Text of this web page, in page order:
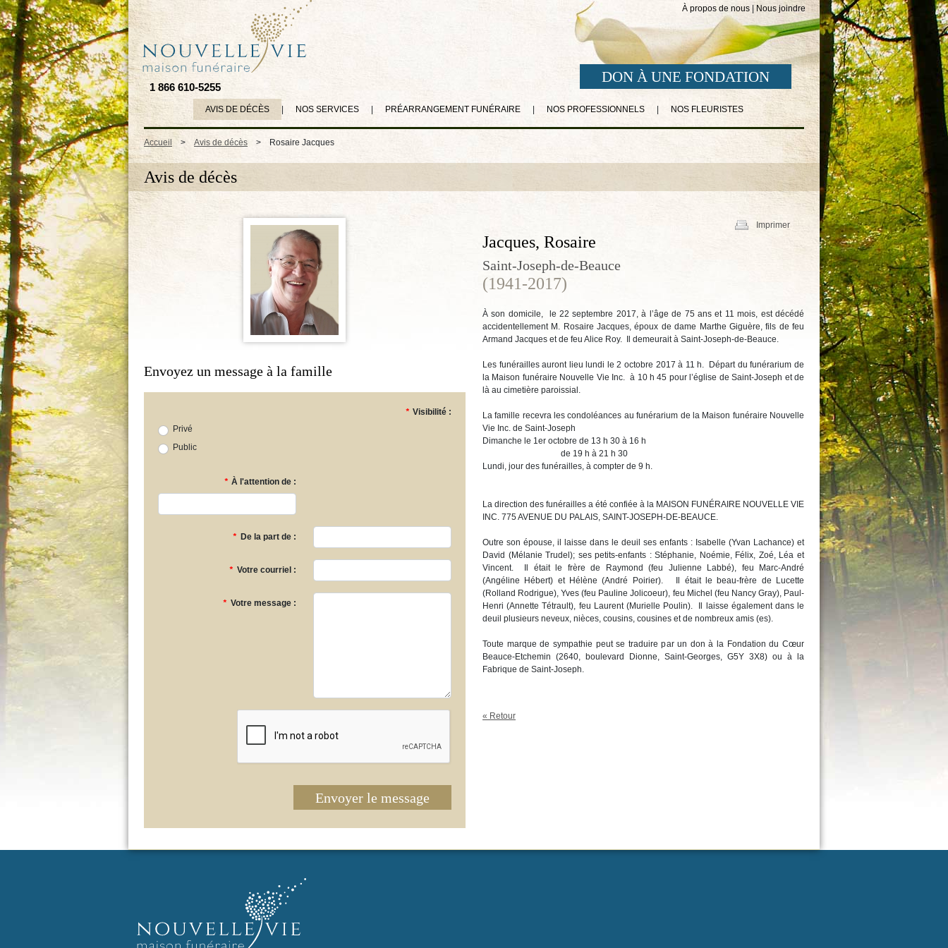
À propos de nous Nous joindre
1 866 610-5255
DON À UNE FONDATION
AVIS DE DÉCÈS NOS SERVICES PRÉARRANGEMENT FUNÉRAIRE NOS PROFESSIONNELS NOS FLEURISTES
Accueil > Avis de décès > Rosaire Jacques
Avis de décès
Envoyez un message à la famille
* Visibilité :
Privé
Public
* À l'attention de :
* De la part de :
* Votre courriel :
* Votre message :
Envoyer le message
Imprimer
Jacques, Rosaire
Saint-Joseph-de-Beauce
(1941-2017)
À son domicile, le 22 septembre 2017, à l’âge de 75 ans et 11 mois, est décédé
accidentellement M. Rosaire Jacques, époux de dame Marthe Giguère, fils de feu
Armand Jacques et de feu Alice Roy. Il demeurait à Saint-Joseph-de-Beauce.
Les funérailles auront lieu lundi le 2 octobre 2017 à 11 h. Départ du funérarium de
la Maison funéraire Nouvelle Vie Inc. à 10 h 45 pour l’église de Saint-Joseph et de
là au cimetière paroissial.
La famille recevra les condoléances au funérarium de la Maison funéraire Nouvelle
Vie Inc. de Saint-Joseph
Dimanche le 1er octobre de 13 h 30 à 16 h
de 19 h à 21 h 30
Lundi, jour des funérailles, à compter de 9 h.
La direction des funérailles a été confiée à la MAISON FUNÉRAIRE NOUVELLE VIE
INC. 775 AVENUE DU PALAIS, SAINT-JOSEPH-DE-BEAUCE.
Outre son épouse, il laisse dans le deuil ses enfants : Isabelle (Yvan Lachance) et
David (Mélanie Trudel); ses petits-enfants : Stéphanie, Noémie, Félix, Zoé, Léa et
Vincent. Il était le frère de Raymond (feu Julienne Labbé), feu Marc-André
(Angéline Hébert) et Hélène (André Poirier). Il était le beau-frère de Lucette
(Rolland Rodrigue), Yves (feu Pauline Jolicoeur), feu Michel (feu Nancy Gray), Paul-
Henri (Annette Tétrault), feu Laurent (Murielle Poulin). Il laisse également dans le
deuil plusieurs neveux, nièces, cousins, cousines et de nombreux amis (es).
Toute marque de sympathie peut se traduire par un don à la Fondation du Cœur
Beauce-Etchemin (2640, boulevard Dionne, Saint-Georges, G5Y 3X8) ou à la
Fabrique de Saint-Joseph.
« Retour